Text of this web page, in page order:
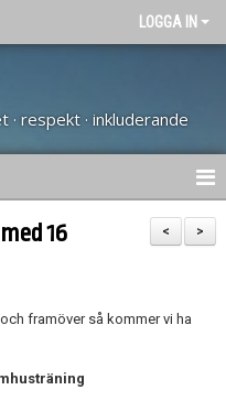
LOGGA IN
· respekt · inkluderande
>
<
16
framöver så kommer vi ha